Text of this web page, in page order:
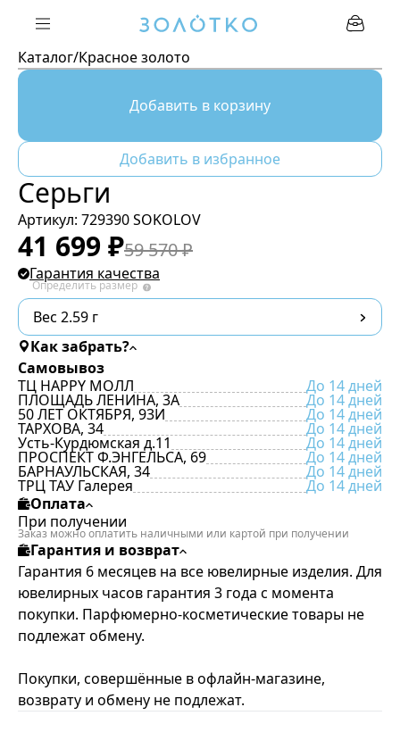
Каталог/Красное золото
Серьги
Артикул: 729390 SOKOLOV
41 699 ₽59 570₽
Гарантия качества
Вес 2.59 г
Определить размер
Добавить в корзину
Добавить в избранное
Как забрать?
Самовывоз
ТЦ HAPPY МОЛЛ
До 14 дней
ПЛОЩАДЬ ЛЕНИНА, 3А До 14 дней
50 ЛЕТ ОКТЯБРЯ, 93И До 14 дней
ТАРХОВА, 34 До 14 дней
Усть-Курдюмская д.11 До 14 дней
ПРОСПЕКТ Ф.ЭНГЕЛЬСА, 69 До 14 дней
БАРНАУЛЬСКАЯ, 34 До 14 дней
ТРЦ ТАУ Галерея
До 14 дней
Оплата
При получении
Заказ можно оплатить наличными или картой при получении
Гарантия и возврат
Гарантия 6 месяцев на все ювелирные изделия. Для
ювелирных часов гарантия 3 года с момента
покупки. Парфюмерно-косметические товары не
подлежат обмену.
Покупки, совершённые в офлайн-магазине,
возврату и обмену не подлежат.